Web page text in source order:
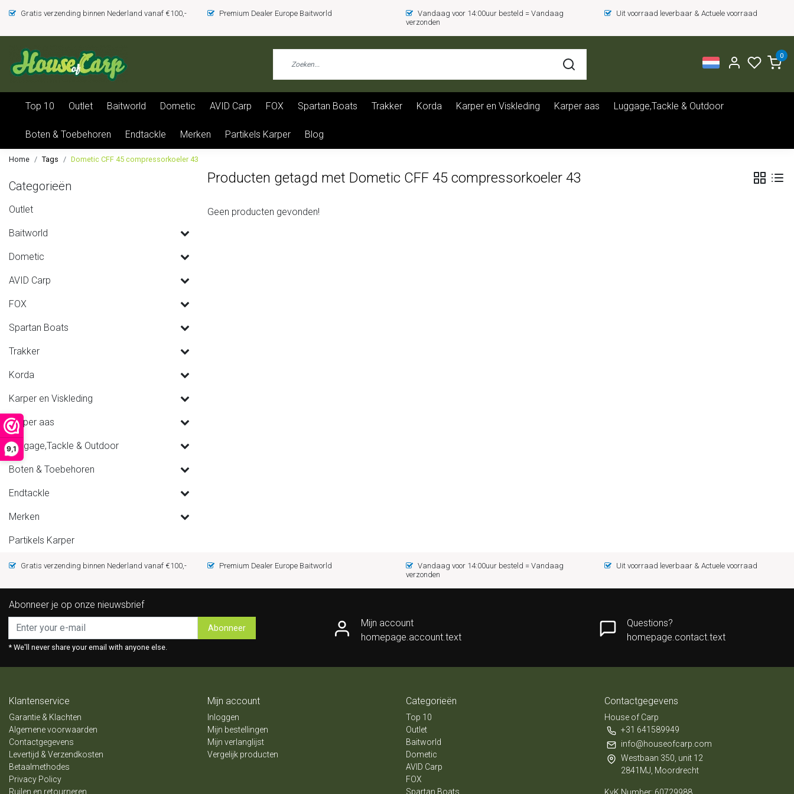
9,1
Gratis verzending binnen Nederland vanaf €100,- Premium Dealer Europe Baitworld
Vandaag voor 14:00uur besteld = Vandaag
verzonden
Uit voorraad leverbaar & Actuele voorraad
0
Top 10 Outlet Baitworld Dometic AVID Carp FOX Spartan Boats Trakker Korda Karper en Viskleding Karper aas Luggage,Tackle & Outdoor
Boten & Toebehoren Endtackle Merken Partikels Karper Blog
Home Tags Dometic CFF 45 compressorkoeler 43
Categorieën
Outlet
Baitworld
Dometic
AVID Carp
FOX
Spartan Boats
Trakker
Korda
Karper en Viskleding
Karper aas
Luggage,Tackle & Outdoor
Boten & Toebehoren
Endtackle
Merken
Partikels Karper
Producten getagd met Dometic CFF 45 compressorkoeler 43
Geen producten gevonden!
Gratis verzending binnen Nederland vanaf €100,- Premium Dealer Europe Baitworld
Vandaag voor 14:00uur besteld = Vandaag
verzonden
Uit voorraad leverbaar & Actuele voorraad
Abonneer je op onze nieuwsbrief
Abonneer
* We'll never share your email with anyone else.
Mijn account
homepage.account.text
Questions?
homepage.contact.text
Klantenservice
Garantie & Klachten
Algemene voorwaarden
Contactgegevens
Levertijd & Verzendkosten
Betaalmethodes
Privacy Policy
Ruilen en retourneren
Mijn account
Inloggen
Mijn bestellingen
Mijn verlanglijst
Vergelijk producten
Categorieën
Top 10
Outlet
Baitworld
Dometic
AVID Carp
FOX
Spartan Boats
Contactgegevens
House of Carp
+31 641589949
info@houseofcarp.com
Westbaan 350, unit 12
2841MJ, Moordrecht